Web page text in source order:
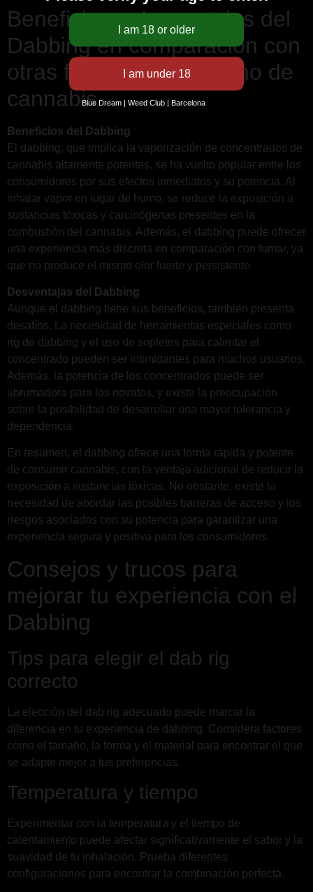
Beneficios y desventajas del
Dabbing en comparación con
otras formas de consumo de
cannabis
Beneficios del Dabbing
El dabbing, que implica la vaporización de concentrados de
cannabis altamente potentes, se ha vuelto popular entre los
consumidores por sus efectos inmediatos y su potencia. Al
inhalar vapor en lugar de humo, se reduce la exposición a
sustancias tóxicas y carcinógenas presentes en la
combustión del cannabis. Además, el dabbing puede ofrecer
una experiencia más discreta en comparación con fumar, ya
que no produce el mismo olor fuerte y persistente.
Desventajas del Dabbing
Aunque el dabbing tiene sus beneficios, también presenta
desafíos. La necesidad de herramientas especiales como
rig de dabbing y el uso de sopletes para calentar el
concentrado pueden ser intimidantes para muchos usuarios.
Además, la potencia de los concentrados puede ser
abrumadora para los novatos, y existe la preocupación
sobre la posibilidad de desarrollar una mayor tolerancia y
dependencia.
En resumen, el dabbing ofrece una forma rápida y potente
de consumir cannabis, con la ventaja adicional de reducir la
exposición a sustancias tóxicas. No obstante, existe la
necesidad de abordar las posibles barreras de acceso y los
riesgos asociados con su potencia para garantizar una
experiencia segura y positiva para los consumidores.
Consejos y trucos para
mejorar tu experiencia con el
Dabbing
Tips para elegir el dab rig
correcto
La elección del dab rig adecuado puede marcar la
diferencia en tu experiencia de dabbing. Considera factores
como el tamaño, la forma y el material para encontrar el que
se adapte mejor a tus preferencias.
Temperatura y tiempo
Experimentar con la temperatura y el tiempo de
calentamiento puede afectar significativamente el sabor y la
suavidad de tu inhalación. Prueba diferentes
configuraciones para encontrar la combinación perfecta.
Blue Dream | Weed Club | Barcelona